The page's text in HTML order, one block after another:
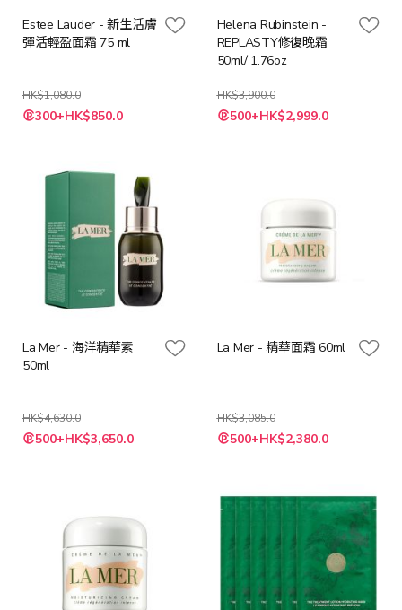
Estee Lauder - 新生活膚
彈活輕盈面霜 75 ml
HK$1,080.0
特
殊300+HK$850.0
Helena Rubinstein -
REPLASTY修復晚霜
50ml/ 1.76oz
HK$3,900.0
特
殊 500+HK$2,999.0
La Mer - 海洋精華素
50ml
HK$4,630.0
特
殊 500+HK$3,650.0
La Mer - 精華面霜 60ml
HK$3,085.0
特
殊 500+HK$2,380.0